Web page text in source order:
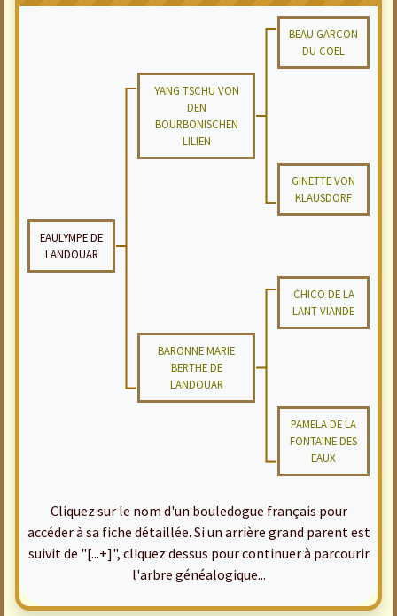
BEAU GARCON
DU COEL
YANG TSCHU VON
DEN
BOURBONISCHEN
LILIEN
GINETTE VON
KLAUSDORF
EAULYMPE DE
LANDOUAR
CHICO DE LA
LANT VIANDE
BARONNE MARIE
BERTHE DE
LANDOUAR
PAMELA DE LA
FONTAINE DES
EAUX
Cliquez sur le nom d'un bouledogue français pour
accéder à sa fiche détaillée. Si un arrière grand parent est
suivit de "[...+]", cliquez dessus pour continuer à parcourir
l'arbre généalogique...